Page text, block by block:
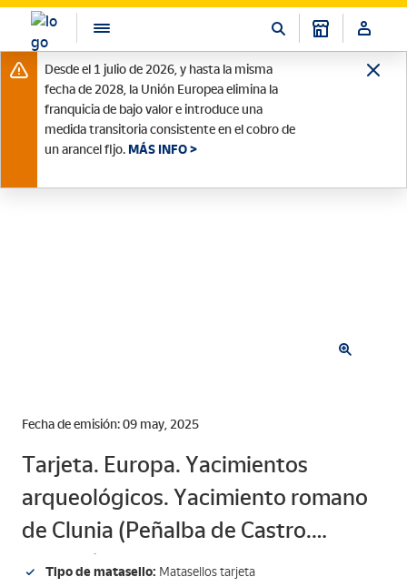
Desde el 1 julio de 2026, y hasta la misma
fecha de 2028, la Unión Europea elimina la
franquicia de bajo valor e introduce una
medida transitoria consistente en el cobro de
un arancel fijo. MÁS INFO >
Fecha de emisión: 09 may, 2025
Tarjeta. Europa. Yacimientos
arqueológicos. Yacimiento romano
de Clunia (Peñalba de Castro.
Burgos).
Tipo de matasello: Matasellos tarjeta